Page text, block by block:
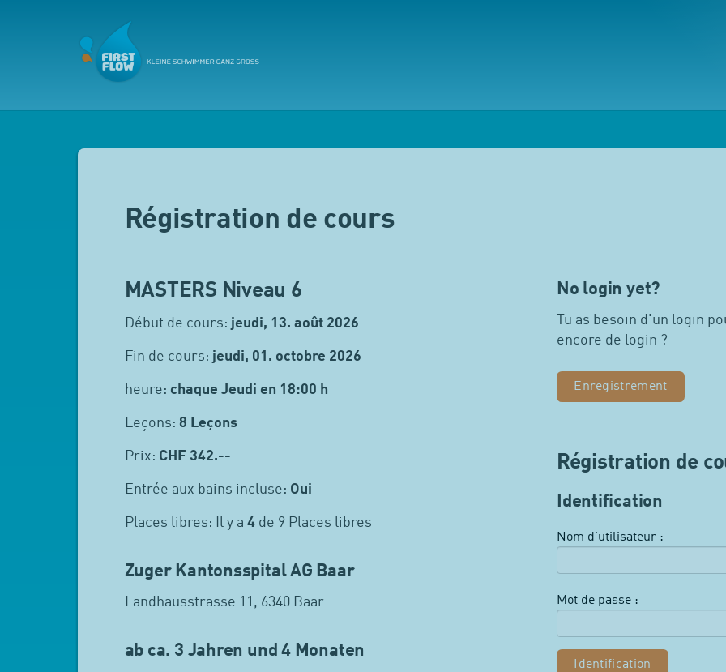
Régistration de cours
MASTERS Niveau 6
Début de cours: jeudi, 13. août 2026
Fin de cours: jeudi, 01. octobre 2026
heure: chaque Jeudi en 18:00 h
Leçons: 8 Leçons
Prix: CHF 342.--
Entrée aux bains incluse: Oui
Places libres: Il y a 4de 9 Places libres
Zuger Kantonsspital AG Baar
Landhausstrasse 11, 6340 Baar
ab ca. 3 Jahren und 4 Monaten
No login yet?
Tu as besoin d'un login
encore de login ?
Enregistrement
Régistration de
Identification
Nom d'utilisateur :
Mot de passe :